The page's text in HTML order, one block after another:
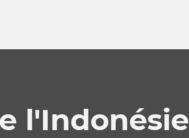
l'Indonésie